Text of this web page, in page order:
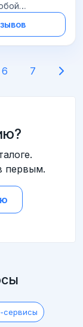
на
между
6 7
первым.
сервисы